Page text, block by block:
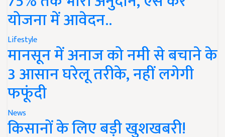
योजना में आवेदन..
Lifestyle
मानसून में अनाज को नमी से बचाने के
3 आसान घरेलू तरीके, नहीं लगेगी
फफूंदी
News
किसानों के लिए बड़ी खुशखबरी!